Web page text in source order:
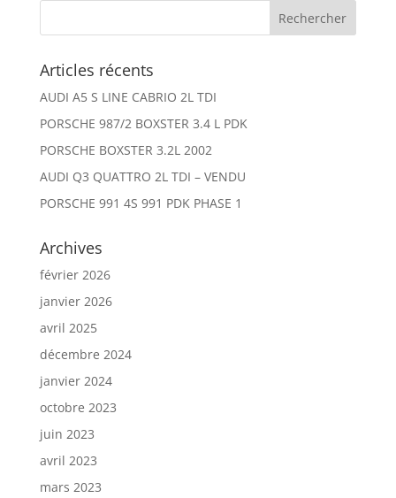
Articles récents
AUDI A5 S LINE CABRIO 2L TDI
PORSCHE 987/2 BOXSTER 3.4 L PDK
PORSCHE BOXSTER 3.2L 2002
AUDI Q3 QUATTRO 2L TDI – VENDU
PORSCHE 991 4S 991 PDK PHASE 1
Archives
février 2026
janvier 2026
avril 2025
décembre 2024
janvier 2024
octobre 2023
juin 2023
avril 2023
mars 2023